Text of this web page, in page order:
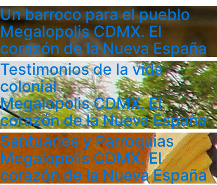
Un barroco para el pueblo
Megalopolis CDMX. El
corazón de la Nueva España
Testimonios de la vida
colonial
Megalopolis CDMX. El
corazón de la Nueva España
Santuarios y Parroquias
Megalopolis CDMX. El
corazón de la Nueva España